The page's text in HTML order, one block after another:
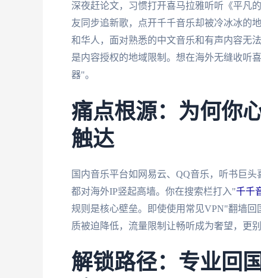
深夜赶论文，习惯打开喜马拉雅听听《平凡
友同步追新歌，点开千千音乐却被冷冰冰的
和华人，面对熟悉的中文音乐和有声内容无
是内容授权的地域限制。想在海外无缝收听
器"。
痛点根源：为何你
触达
国内音乐平台如网易云、QQ音乐，听书巨
都对海外IP竖起高墙。你在搜索栏打入"千千
规则是核心壁垒。即使使用常见VPN"翻墙
质被迫降低，流量限制让畅听成为奢望，更
解锁路径：专业回